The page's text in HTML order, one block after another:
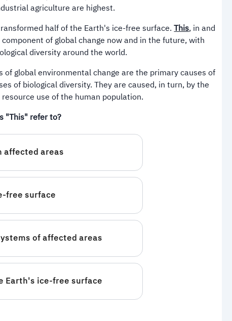
agriculture are highest.
half of the Earth's ice-free surface.This, in and
of global change now and in the future, with
diversity around the world.
global environmental change are the primary causes of
of biological diversity. They are caused, in turn, by the
use of the human population.
"This" refer to?
affected areas
free surface
of affected areas
Earth's ice-free surface